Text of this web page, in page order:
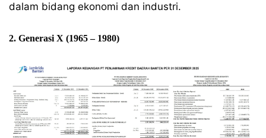
dalam bidang ekonomi dan industri.
2. Generasi X (1965 – 1980)